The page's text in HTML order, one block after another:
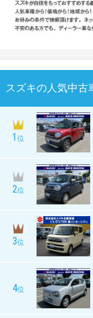
スズキの人気中古
1 位
2位
3位
4位